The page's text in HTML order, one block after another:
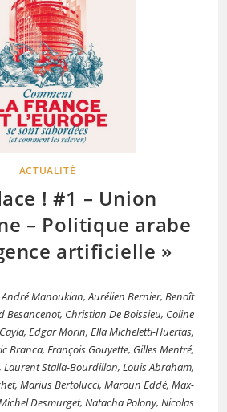
ACTUALITÉ
! #1 – Union
– Politique arabe
artificielle »
André Manoukian,Aurélien Bernier, Benoît
Besancenot, Christian De Boissieu, Coline
, Edgar Morin, Ella Micheletti-Huertas,
Branca, François Gouyette, Gilles Mentré,
Laurent Stalla-Bourdillon, Louis Abraham,
, Marius Bertolucci, Maroun Eddé, Max-
Desmurget, Natacha Polony, Nicolas